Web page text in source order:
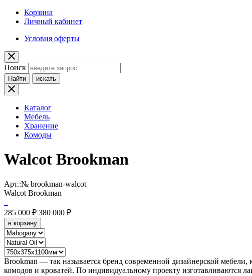
Корзина
Личный кабинет
Условия оферты
Поиск
Найти искать
Каталог
Мебель
Хранение
Комоды
Walcot Brookman
Арт.:№ brookman-walcot
Walcot Brookman
285 000 ₽ 380 000 ₽
в корзину
Brookman — так называется бренд современной дизайнерской
комодов и кроватей. По индивидуальному проекту изготавливаются